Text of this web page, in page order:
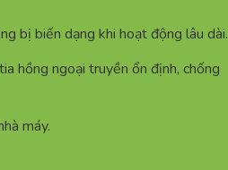
bị biến dạng khi hoạt động lâu dài.
hồng ngoại truyền ổn định, chống
máy.